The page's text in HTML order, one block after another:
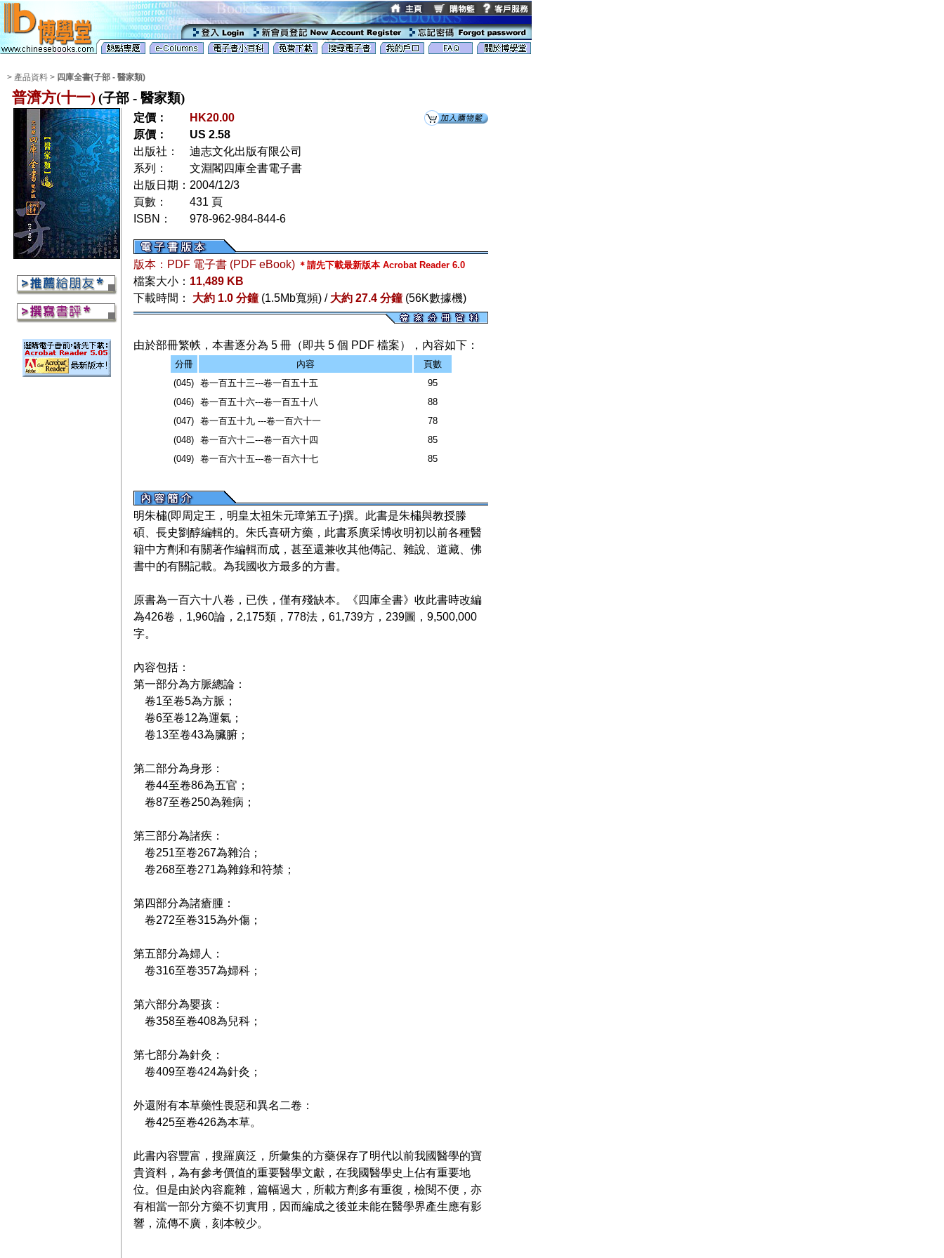
> 產品資料 > 四庫全書(子部 - 醫家類)
普濟方(十一) (子部 - 醫家類)
定價：
HK20.00
原價：
US 2.58
出版社：
迪志文化出版有限公司
系列：
文淵閣四庫全書電子書
出版日期： 2004/12/3
頁數：
431 頁
ISBN：
978-962-984-844-6
版本：PDF 電子書 (PDF eBook) ＊請先下載最新版本 Acrobat Reader 6.0
檔案大小： 11,489 KB
下載時間：
大約 1.0 分鐘 (1.5Mb寬頻) / 大約 27.4 分鐘 (56K數據機)
由於部冊繁帙，本書逐分為 5 冊（即共 5 個 PDF 檔案），內容如下：
分冊 內容
頁數
(045) 卷一百五十三---卷一百五十五
95
(046) 卷一百五十六---卷一百五十八
88
(047) 卷一百五十九 ---卷一百六十一
78
(048) 卷一百六十二---卷一百六十四
85
(049) 卷一百六十五---卷一百六十七 85
明朱橚(即周定王，明皇太祖朱元璋第五子)撰。此書是朱橚與教授滕
碩、長史劉醇編輯的。朱氏喜研方藥，此書系廣采博收明初以前各種醫
籍中方劑和有關著作編輯而成，甚至還兼收其他傳記、雜說、道藏、佛
書中的有關記載。為我國收方最多的方書。
原書為一百六十八卷，已佚，僅有殘缺本。《四庫全書》收此書時改編
為426卷，1,960論，2,175類，778法，61,739方，239圖，9,500,000
字。
內容包括：
第一部分為方脈總論：
卷1至卷5為方脈；
卷6至卷12為運氣；
卷13至卷43為臟腑；
第二部分為身形：
卷44至卷86為五官；
卷87至卷250為雜病；
第三部分為諸疾：
卷251至卷267為雜治；
卷268至卷271為雜錄和符禁；
第四部分為諸瘡腫：
卷272至卷315為外傷；
第五部分為婦人：
卷316至卷357為婦科；
第六部分為嬰孩：
卷358至卷408為兒科；
第七部分為針灸：
卷409至卷424為針灸；
外還附有本草藥性畏惡和異名二卷：
卷425至卷426為本草。
此書內容豐富，搜羅廣泛，所彙集的方藥保存了明代以前我國醫學的寶
貴資料，為有參考價值的重要醫學文獻，在我國醫學史上佔有重要地
位。但是由於內容龐雜，篇幅過大，所載方劑多有重復，檢閱不便，亦
有相當一部分方藥不切實用，因而編成之後並未能在醫學界產生應有影
響，流傳不廣，刻本較少。